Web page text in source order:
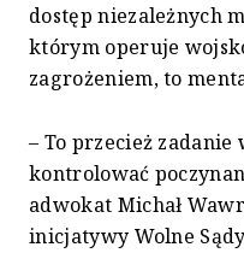
dostęp niezależnych
którym operuje
zagrożeniem, to
– To przecież
kontrolować
adwokat Michał
inicjatywy Wolne